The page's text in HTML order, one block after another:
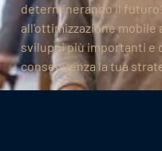
determineranno il
all'ottimizzazione mobile
sviluppi più importanti e
conseguenza la tua